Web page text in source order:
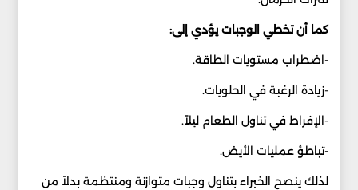
كما أن تخطي الوجبات يؤدي إلى:
-اضطراب مستويات الطاقة.
-زيادة الرغبة في الحلويات.
-الإفراط في تناول الطعام ليلاً.
-تباطؤ عمليات الأيض.
لذلك ينصح الخبراء بتناول وجبات متوازنة ومنتظمة بدلاً من